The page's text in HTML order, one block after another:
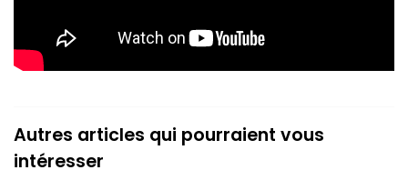
Autres articles qui pourraient vous
intéresser